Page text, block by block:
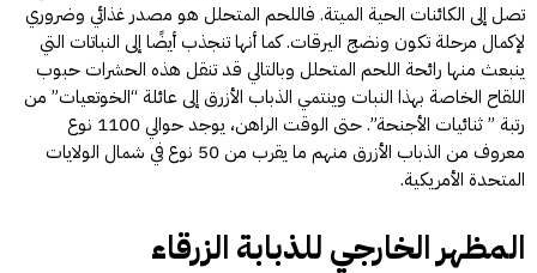
تصل إلى الكائنات الحية الميتة. فاللحم المتحلل هو مصدر غذائي وضروري
لإكمال مرحلة تكون ونضج اليرقات. كما أنها تنجذب أيضًا إلى النباتات التي
ينبعث منها رائحة اللحم المتحلل وبالتالي قد تنقل هذه الحشرات حبوب
اللقاح الخاصة بهذا النبات وينتمي الذباب الأزرق إلى عائلة “الخوتعيات” من
رتبة ” ثنائيات الأجنحة”. حتى الوقت الراهن، يوجد حوالي 1100 نوع
معروف من الذباب الأزرق منهم ما يقرب من 50 نوع في شمال الولايات
المتحدة الأمريكية.
المظهر الخارجي للذبابة الزرقاء